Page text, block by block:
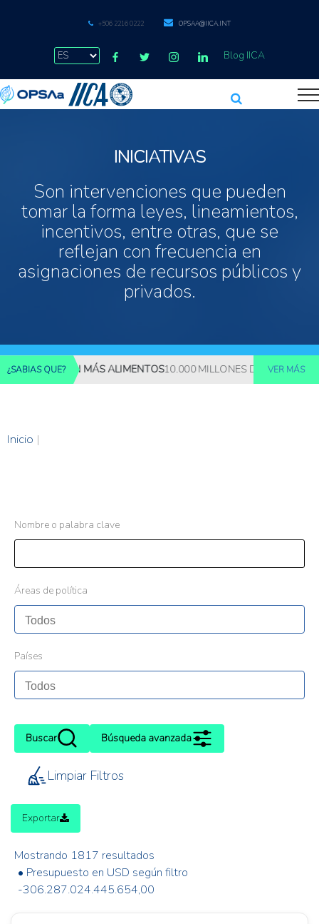
+506 2216 0222 OPSAA@IICA.INT
Blog IICA
INICIATIVAS
Son intervenciones que pueden
tomar la forma leyes, lineamientos,
incentivos, entre otras, que se
reflejan con frecuencia en
asignaciones de recursos públicos y
privados.
¿SABIAS QUE?MÁS ALIMENTOS10.000 MILLONES DE PERSONAS
VER MÁS
Inicio |
Nombre o palabra clave
Áreas de política
Países
Buscar Búsqueda avanzada
Limpiar Filtros
Exportar
Mostrando 1817 resultados
• Presupuesto en USD según filtro
-306.287.024.445.654,00